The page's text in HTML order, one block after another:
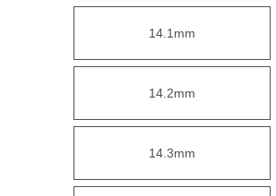
14.1mm
14.2mm
14.3mm